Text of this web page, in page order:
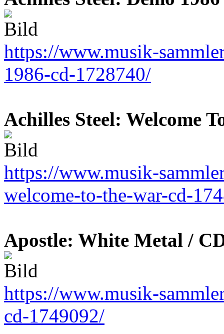
https://www.musik-
1986-cd-1728740/
Achilles Steel: Welcome
https://www.musik-
welcome-to-the-war-cd-
Apostle: White Metal /
https://www.musik-
cd-1749092/